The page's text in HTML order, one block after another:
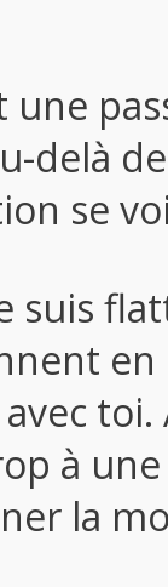
une
delà
se
suis
avec
à
la